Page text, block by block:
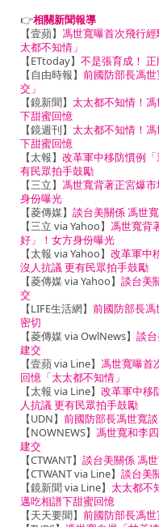
👉相關新聞報導
【壹蘋】 馮世寬曝首次飛行
太都不知情」
【ETtoday】 不是張育成！
【自由時報】 前國防部長馮
交」
【鏡新聞】 太太都不知情！
下甜蜜回憶
【鏡週刊】 太太都不知情！
下甜蜜回憶
【太報】 改革軍中移防慣例
有民眾拍手鼓勵
【三立】 馮世寬背著正宮爆
身份曝光
【菱傳媒】 談台美關係 馮世
【三立 via Yahoo】 馮世寬背
好」！女方身份曝光
【太報 via Yahoo】 改革軍中
沒人抗議 更有民眾拍手鼓勵
【菱傳媒 via Yahoo】 談台美
交
【LIFE生活網】 前國防部長
密切
【菱傳媒 via OwlNews】 談
建交
【壹蘋 via Line】 馮世寬曝首
回憶「太太都不知情」
【太報 via Line】 改革軍中移
人抗議 更有民眾拍手鼓勵
【UDN】 前國防部長馮世寬
【NOWNEWS】 馮世寬和李
建交
【CTWANT】 談台美關係 馮
【CTWANT via Line】 談台美
【鏡新聞 via Line】 太太都不
邁吃相譜下甜蜜回憶
【天天要聞】 前國防部長馮世